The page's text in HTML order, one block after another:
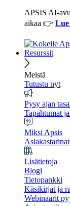
APSIS AI-
aikaa 👉 Lue
Resurssit
Meistä
Tutustu nyt
Pysy ajan
Tapahtumat
Miksi Apsis
Asiakastarinat
Lisätietoja
Blogi
Tietopankki
Käsikirjat ja
Webinaarit